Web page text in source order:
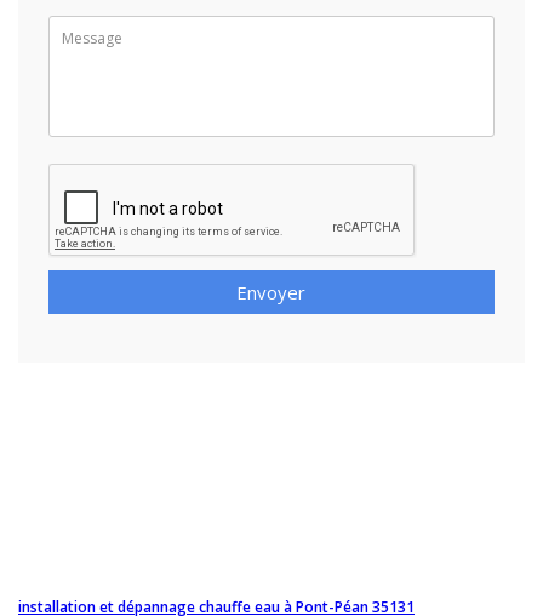
Envoyer
installation et dépannage chauffe eau à Pont-Péan 35131